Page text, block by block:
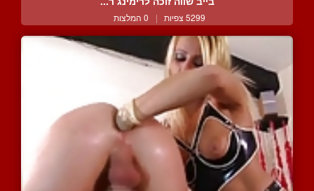
5299 צפיות | 0 המלצות